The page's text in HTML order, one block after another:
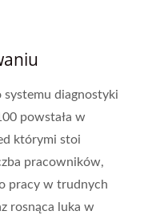
systemu diagnostyki
powstała w
którymi stoi
pracowników,
pracy w trudnych
rosnąca luka w